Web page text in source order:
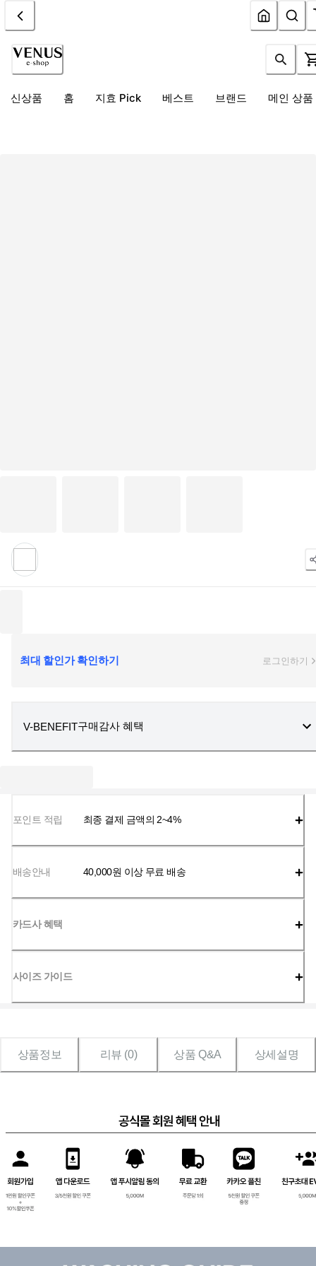
신상품 홈 지효 Pick 베스트 브랜드 메인 상품
최대 할인가 확인하기 로그인하기
V-BENEFIT구매감사 혜택
포인트 적립 최종 결제 금액의 2~4%
배송안내 40,000원 이상 무료 배송
카드사 혜택
사이즈 가이드
상품정보 리뷰 (0) 상품 Q&A 상세설명